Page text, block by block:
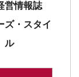
営情報誌
ズ・スタイ
ル